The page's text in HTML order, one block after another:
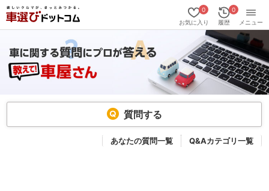
お気に入り
0
履歴
0
メニュー
質問する
あなたの質問一覧 Q&Aカテゴリ一覧